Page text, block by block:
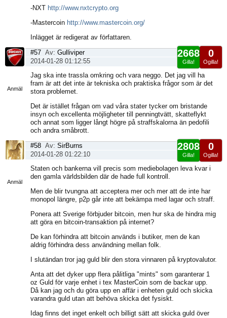
-NXT http://www.nxtcrypto.org
-Mastercoin http://www.mastercoin.org/
Inlägget är redigerat av författaren.
Anmäl
0
Ogilla!
2668
Gilla!
#57 Av: Gulliviper
2014-01-28 01:12:55
Jag ska inte trassla omkring och vara neggo. Det jag vill ha
fram är att det inte är tekniska och praktiska frågor som är det
stora problemet.
Det är istället frågan om vad våra stater tycker om bristande
insyn och excellenta möjligheter till penningtvätt, skatteflykt
och annat som ligger långt högre på straffskalorna än pedofili
och andra småbrott.
Anmäl
0
Ogilla!
2808
Gilla!
#58 Av: SirBurns
2014-01-28 01:22:10
Staten och bankerna vill precis som mediebolagen leva kvar i
den gamla världsbilden där de hade full kontroll.
Men de blir tvungna att acceptera mer och mer att de inte har
monopol längre, p2p går inte att bekämpa med lagar och straff.
Ponera att Sverige förbjuder bitcoin, men hur ska de hindra mig
att göra en bitcoin-transaktion på internet?
De kan förhindra att bitcoin används i butiker, men de kan
aldrig förhindra dess användning mellan folk.
I slutändan tror jag guld blir den stora vinnaren på kryptovalutor.
Anta att det dyker upp flera pålitliga "mints" som garanterar 1
oz Guld för varje enhet i tex MasterCoin som de backar upp.
Då kan jag och du göra upp en affär i enheten guld och skicka
varandra guld utan att behöva skicka det fysiskt.
Idag finns det inget enkelt och billigt sätt att skicka guld över